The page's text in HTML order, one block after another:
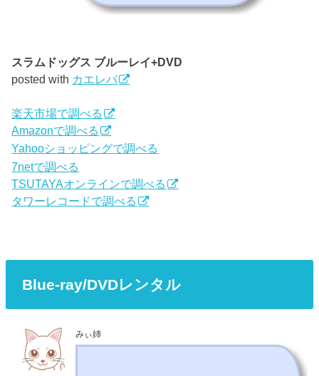
スラムドッグス ブルーレイ+DVD
posted with カエレバ
楽天市場で調べる
Amazonで調べる
Yahooショッピングで調べる
7netで調べる
TSUTAYAオンラインで調べる
タワーレコードで調べる
Blue-ray/DVDレンタル
みぃ姉